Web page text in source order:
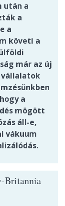
után a
a
a
követi a
már az új
vállalatok
a
mögött
áll-e,
vákuum
Britannia